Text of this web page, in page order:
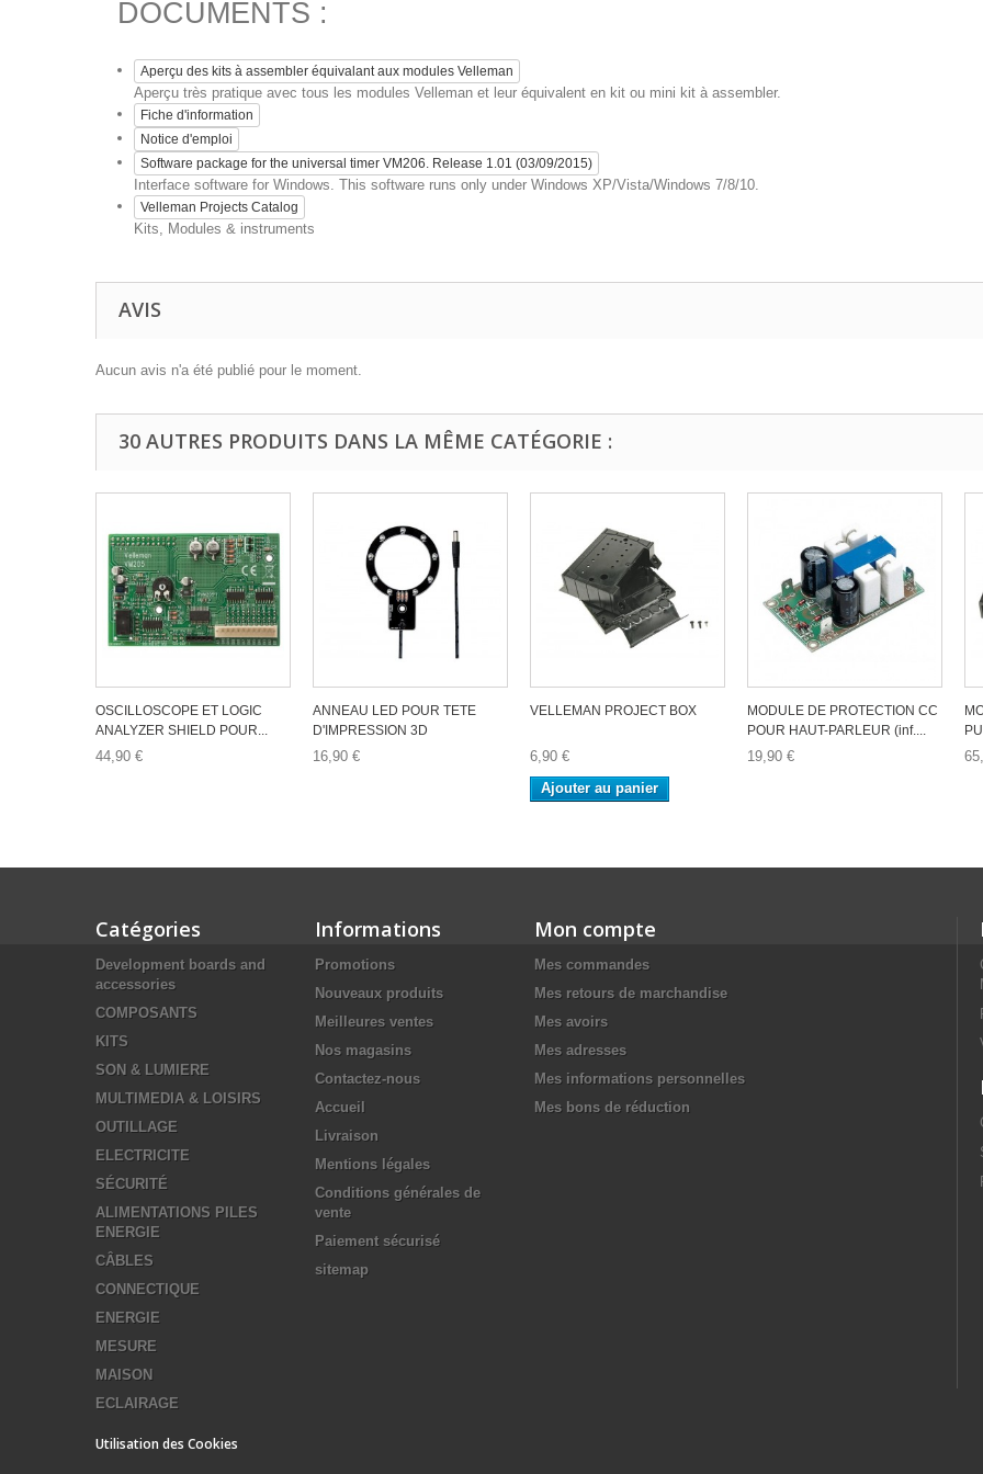
DOCUMENTS :
Aperçu des kits à assembler équivalant aux modules Velleman
Aperçu très pratique avec tous les modules Velleman et leur équivalent en kit ou mini kit à assembler.
Fiche d'information
Notice d'emploi
Software package for the universal timer VM206. Release 1.01 (03/09/2015)
Interface software for Windows. This software runs only under Windows XP/Vista/Windows 7/8/10.
Velleman Projects Catalog
Kits, Modules & instruments
AVIS
Aucun avis n'a été publié pour le moment.
30 AUTRES PRODUITS DANS LA MÊME CATÉGORIE :
OSCILLOSCOPE ET LOGIC
ANALYZER SHIELD POUR...
44,90 €
ANNEAU LED POUR TETE
D'IMPRESSION 3D
16,90 €
VELLEMAN PROJECT BOX
6,90 €
Ajouter au panier
MODULE DE PROTECTION CC
POUR HAUT-PARLEUR (inf....
19,90 €
Catégories
Development boards and
accessories
COMPOSANTS
KITS
SON & LUMIERE
MULTIMEDIA & LOISIRS
OUTILLAGE
ELECTRICITE
SÉCURITÉ
ALIMENTATIONS PILES
ENERGIE
CÂBLES
CONNECTIQUE
ENERGIE
MESURE
MAISON
ECLAIRAGE
Informations
Promotions
Nouveaux produits
Meilleures ventes
Nos magasins
Contactez-nous
Accueil
Livraison
Mentions légales
Conditions générales de
vente
Paiement sécurisé
sitemap
Mon compte
Mes commandes
Mes retours de marchandise
Mes avoirs
Mes adresses
Mes informations personnelles
Mes bons de réduction
Utilisation des Cookies